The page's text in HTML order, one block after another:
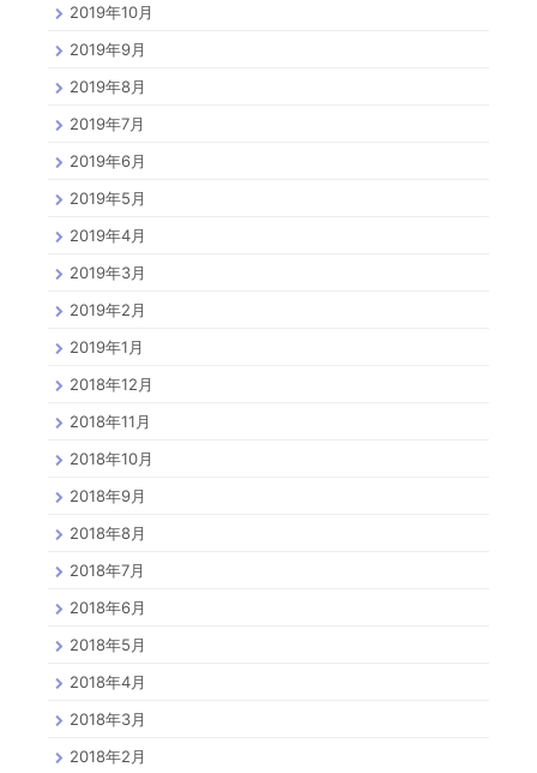
2019年10月
2019年9月
2019年8月
2019年7月
2019年6月
2019年5月
2019年4月
2019年3月
2019年2月
2019年1月
2018年12月
2018年11月
2018年10月
2018年9月
2018年8月
2018年7月
2018年6月
2018年5月
2018年4月
2018年3月
2018年2月